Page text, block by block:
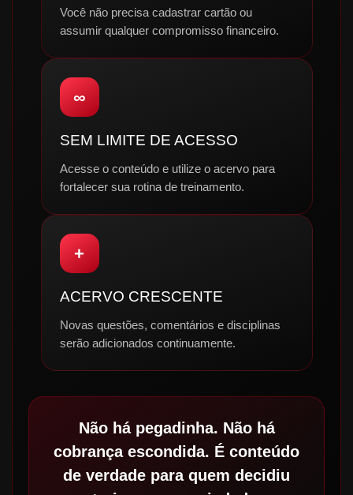
Você não precisa cadastrar cartão ou
assumir qualquer compromisso financeiro.
∞
SEM LIMITE DE ACESSO
Acesse o conteúdo e utilize o acervo para
fortalecer sua rotina de treinamento.
+
ACERVO CRESCENTE
Novas questões, comentários e disciplinas
serão adicionados continuamente.
Não há pegadinha. Não há
cobrança escondida. É conteúdo
de verdade para quem decidiu